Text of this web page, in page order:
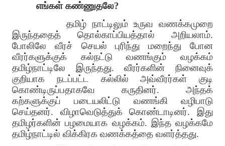
எங்கள் கண்ணுதலே?
தமிழ் நாட்டிலும் உருவ வணக்கமுறை
இருந்ததைத் தொல்காப்பியத்தால் அறியலாம்.
போலிலே வீரச் செயல் புரிந்து மறைந்து போன
வீரர்களுக்குக் கல்நட்டு வணங்கும் வழக்கம்
தமிழ்நாட்டிலே இருந்தது. வீரர்களின் நினைவுக்
குறியாக நடப்பட்ட கல்லில் அவ்வீரர்கள் குடி
கொண்டிருப்பதாகவே கருதினர். அந்தக்
கற்களுக்குப் படையலிட்டு வணங்கி வழிபாடு
செய்தனர். விழாவெடுத்துக் கொண்டாடினர். இது
தமிழர்களின் பழமையாக வழக்கம். இந்த வழக்கமே
தமிழ்நாட்டில் விக்கிரக வணக்கத்தை வளர்த்தது.